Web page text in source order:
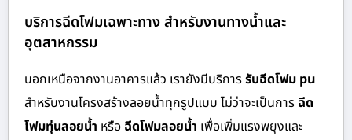
บริการฉีดโฟมเฉพาะทาง สำหรับงานทางน้ำและ
อุตสาหกรรม
นอกเหนือจากงานอาคารแล้ว เรายังมีบริการรับฉีดโฟม pu
สำหรับงานโครงสร้างลอยน้ำทุกรูปแบบ ไม่ว่าจะเป็นการ ฉีด
โฟมทุ่นลอยน้ำ หรือ ฉีดโฟมลอยน้ำ เพื่อเพิ่มแรงพยุงและ